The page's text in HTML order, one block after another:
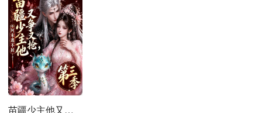
苗疆少主他又争又抢，阿禾逃不掉第三季